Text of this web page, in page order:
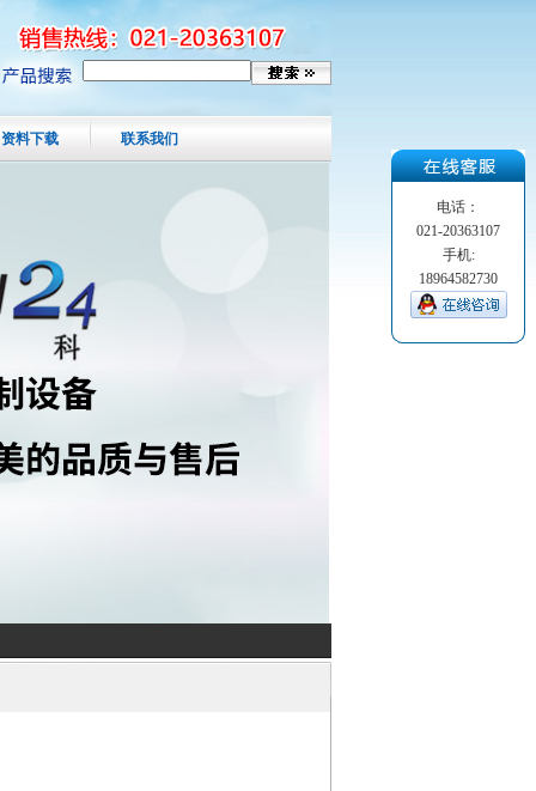
资料下载 联系我们
电话：
021-20363107
手机:
18964582730